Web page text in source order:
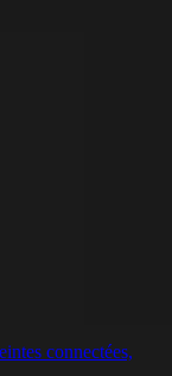
connectées,